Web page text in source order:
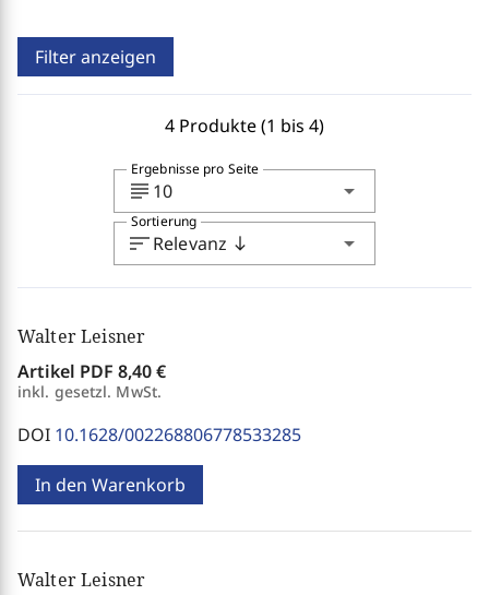
Filter anzeigen
4 Produkte (1 bis 4)
subject 10 arrow_drop_down
Ergebnisse pro Seite
sortRelevanz south arrow_drop_down
Sortierung
Walter Leisner
Artikel PDF 8,40 €
inkl. gesetzl. MwSt.
DOI 10.1628/002268806778533285
In den Warenkorb
Walter Leisner